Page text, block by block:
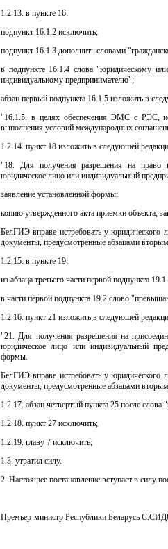
1.2.13. в пункте 16:
подпункт 16.1.2 исключить;
подпункт 16.1.3 дополнить словами
в подпункте 16.1.4 слова "юридическому
индивидуальному предпринимателю";
абзац первый подпункта 16.1.5 изложить в
"16.1.5. в целях обеспечения ЭМС с РЭС,
выполнения условий международных
1.2.14. пункт 18 изложить в следующей
"18. Для получения разрешения на право
юридическое лицо или индивидуальный
заявление установленной формы;
копию утвержденного акта приемки объекта,
БелГИЭ вправе истребовать у юридического
документы, предусмотренные абзацами
1.2.15. в пункте 19:
из абзаца третьего части первой подпункта
в части первой подпункта 19.2 слово
1.2.16. пункт 21 изложить в следующей
"21. Для получения разрешения на
юридическое лицо или индивидуальный
формы.
БелГИЭ вправе истребовать у юридического
документы, предусмотренные абзацами
1.2.17. абзац четвертый пункта 25 после
1.2.18. пункт 27 исключить;
1.2.19. главу 7 исключить;
1.3. утратил силу.
2. Настоящее постановление вступает в силу
Премьер-министр Республики Беларусь